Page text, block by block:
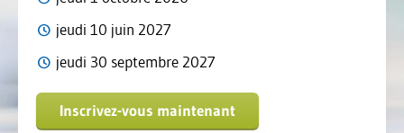
jeudi 10 juin 2027
jeudi 30 septembre 2027
Inscrivez-vous maintenant